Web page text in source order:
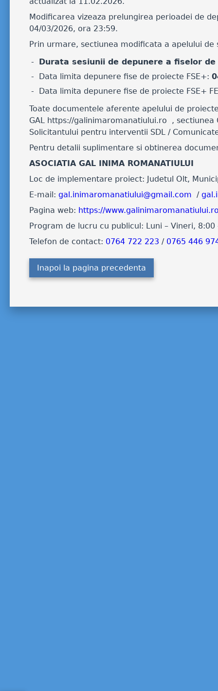
Modificarea vizeaza prelungirea perioadei de
04/03/2026, ora 23:59.
Prin urmare, sectiunea modificata a apelului de
Durata sesiunii de depunere a fiselor
Data limita depunere fise de proiecte FSE+:
Data limita depunere fise de proiecte FSE+
Toate documentele aferente apelului de
GAL https://galinimaromanatiului.ro ,
Solicitantului pentru interventii SDL /
Pentru detalii suplimentare si obtinerea
ASOCIATIA GAL INIMA ROMANATIULUI
Loc de implementare proiect: Judetul Olt,
E-mail: gal.inimaromanatiului@gmail.com /
Pagina web: https://
Program de lucru cu publicul: Luni – Vineri, 8:00
Telefon de contact: 0764 722 223 / 0765 446
Inapoi la pagina precedenta